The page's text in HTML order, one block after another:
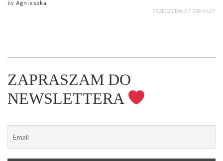
by Agnieszka
PRZECZYTANO 7 598 RAZY
ZAPRASZAM DO
NEWSLETTERA